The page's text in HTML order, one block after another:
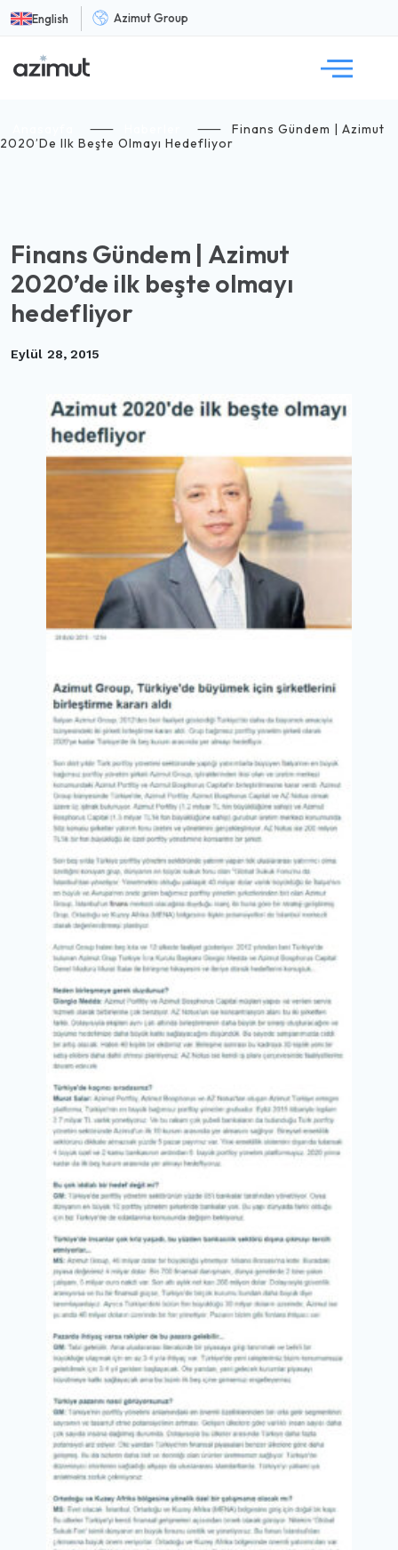
English Azimut Group
⸺ ⸺
Finans Gündem | Azimut
2020’de Ilk Beşte Olmayı Hedefliyor
Finans Gündem | Azimut
2020’de ilk beşte olmayı
hedefliyor
Eylül 28, 2015